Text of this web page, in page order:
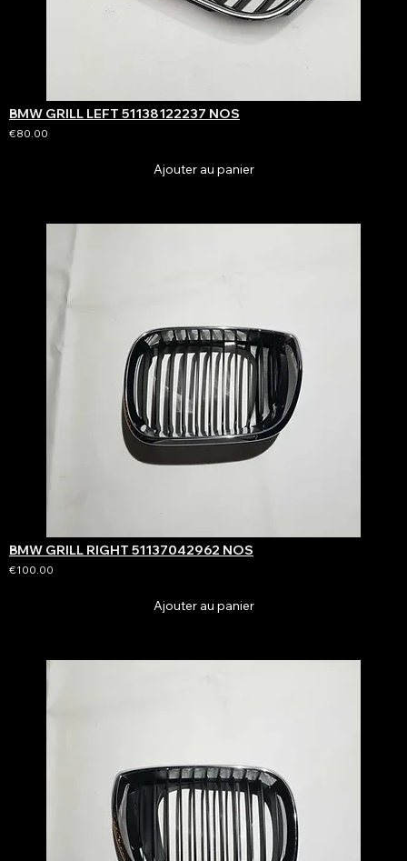
BMW GRILL LEFT 51138122237 NOS
€80.00
Ajouter au panier
BMW GRILL RIGHT 51137042962 NOS
€100.00
Ajouter au panier